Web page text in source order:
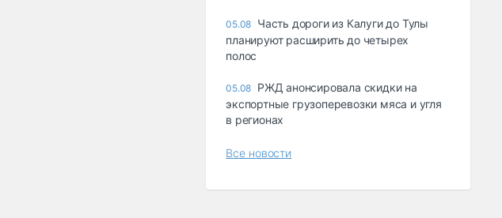
05.08 Часть дороги из Калуги до Тулы
планируют расширить до четырех
полос
05.08 РЖД анонсировала скидки на
экспортные грузоперевозки мяса и угля
в регионах
Все новости